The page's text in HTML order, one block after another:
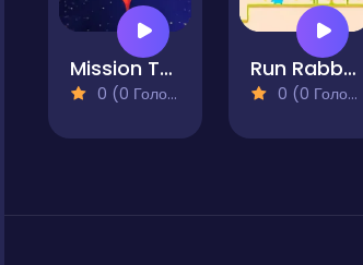
Mission To Moon Online Game
0 (0 Голосів)
Run Rabbit Run
0 (0 Голосів)